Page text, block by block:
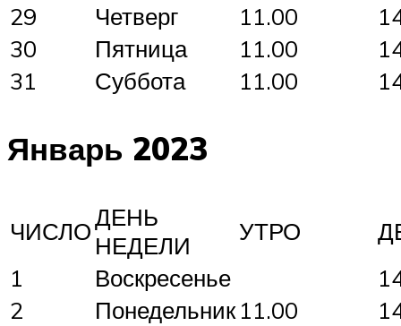
29
Четверг 11.00
30
Пятница 11.00
31
Суббота 11.00
Январь 2023
ЧИСЛОДЕНЬ
НЕДЕЛИ
УТРО
1
Воскресенье
2
Понедельник 11.00